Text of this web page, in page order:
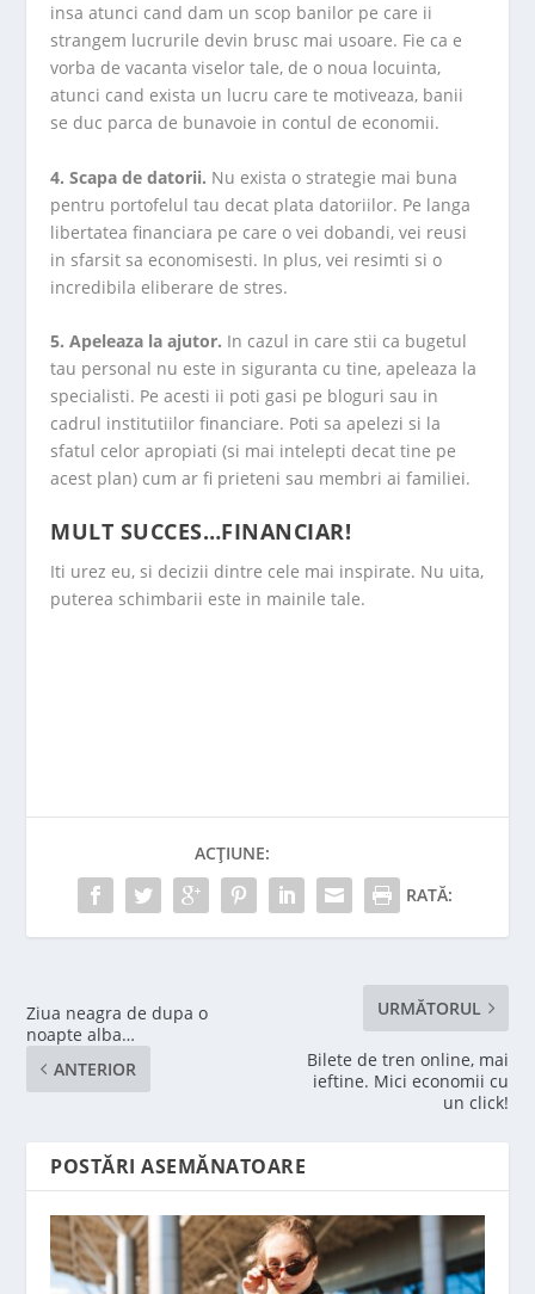
insa atunci cand dam un scop banilor pe care ii
strangem lucrurile devin brusc mai usoare. Fie ca e
vorba de vacanta viselor tale, de o noua locuinta,
atunci cand exista un lucru care te motiveaza, banii
se duc parca de bunavoie in contul de economii.
4. Scapa de datorii. Nu exista o strategie mai buna
pentru portofelul tau decat plata datoriilor. Pe langa
libertatea financiara pe care o vei dobandi, vei reusi
in sfarsit sa economisesti. In plus, vei resimti si o
incredibila eliberare de stres.
5. Apeleaza la ajutor. In cazul in care stii ca bugetul
tau personal nu este in siguranta cu tine, apeleaza la
specialisti. Pe acesti ii poti gasi pe bloguri sau in
cadrul institutiilor financiare. Poti sa apelezi si la
sfatul celor apropiati (si mai intelepti decat tine pe
acest plan) cum ar fi prieteni sau membri ai familiei.
MULT SUCCES…FINANCIAR!
Iti urez eu, si decizii dintre cele mai inspirate. Nu uita,
puterea schimbarii este in mainile tale.
ACȚIUNE:
RATĂ:
Ziua neagra de dupa o
noapte alba…
ANTERIOR
URMĂTORUL
Bilete de tren online, mai
ieftine. Mici economii cu
un click!
POSTĂRI ASEMĂNATOARE